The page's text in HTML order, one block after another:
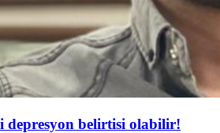
depresyon belirtisi olabilir!